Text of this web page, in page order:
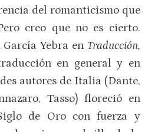
del romanticismo que
creo que no es cierto.
Yebra en Traducción,
en general y en
autores de Italia (Dante,
Tasso) floreció en
de Oro con fuerza y